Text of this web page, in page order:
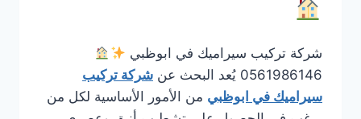
شركة تركيب سيراميك في ابوظبي
0561986146 يُعد البحث عن
شركة تركيب
سيراميك في ابوظبي من الأمور الأساسية لكل من